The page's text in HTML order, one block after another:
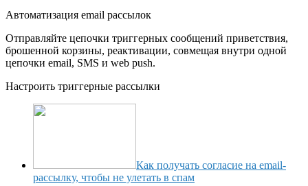
Автоматизация email рассылок
Отправляйте цепочки триггерных сообщений приветствия,
брошенной корзины, реактивации, совмещая внутри одной
цепочки email, SMS и web push.
Настроить триггерные рассылки
Как получать согласие на email-
рассылку, чтобы не улетать в спам